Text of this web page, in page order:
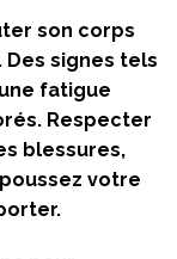
son corps
signes tels
fatigue
Respecter
blessures,
votre